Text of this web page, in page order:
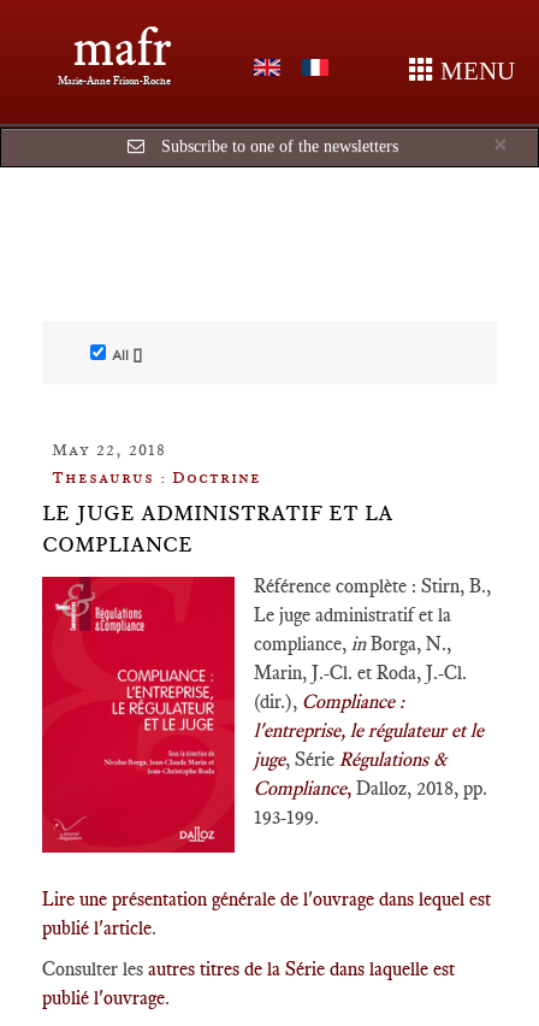
mafr
Marie-Anne Frison-Roche MENU
×
Subscribe to one of the newsletters
All []
May 22, 2018
Thesaurus : Doctrine
LE JUGE ADMINISTRATIF ET LA
COMPLIANCE
Référence complète : Stirn, B.,
Le juge administratif et la
compliance, inBorga, N.,
Marin, J.-Cl. et Roda, J.-Cl.
(dir.), Compliance :
l'entreprise, le régulateur et le
juge, Série Régulations &
Compliance, Dalloz, 2018, pp.
193-199.
Lire une présentation générale de l'ouvrage dans lequel est
publié l'article.
Consulter les autres titres de la Série dans laquelle est
publié l'ouvrage.